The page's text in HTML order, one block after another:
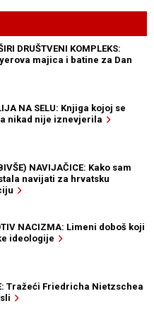
DRUŠTVENI KOMPLEKS:
majica i batine za Dan
NA SELU: Knjiga kojoj se
nikad nije iznevjerila
NAVIJAČICE: Kako sam
navijati za hrvatsku
NACIZMA: Limeni doboš koji
ideologije
Tražeći Friedricha Nietzschea